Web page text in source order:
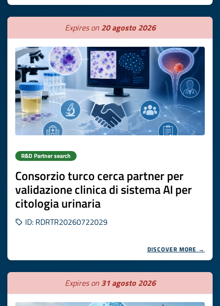
Expires on 20 agosto 2026
R&D Partner search
Consorzio turco cerca partner per
validazione clinica di sistema AI per
citologia urinaria
ID: RDRTR20260722029
DISCOVER MORE →
Expires on 31 agosto 2026